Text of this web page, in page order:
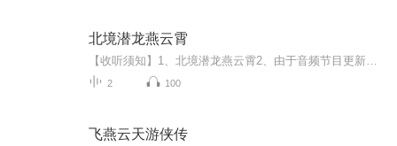
北境潜龙燕云霄
2 100
飞燕云天游侠传